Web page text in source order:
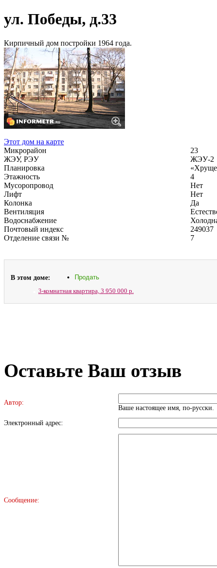
ул. Победы, д.33
Кирпичный дом постройки 1964 года.
Этот дом на карте
Микрорайон
23
ЖЭУ, РЭУ
ЖЭУ-2
Планировка
Этажность
4
Мусоропровод
Нет
Лифт
Нет
Колонка
Да
Вентиляция
Водоснабжение
Почтовый индекс
249037
Отделение связи №
7
В этом доме: Продать
3-комнатная квартира, 3 950 000 р.
Оставьте Ваш отзыв
Автор:
Ваше настоящее имя, по-русски.
Электронный адрес:
Сообщение: